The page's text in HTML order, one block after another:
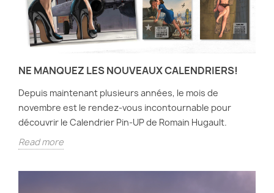
NE MANQUEZ LES NOUVEAUX CALENDRIERS!
Depuis maintenant plusieurs années, le mois de
novembre est le rendez-vous incontournable pour
découvrir le Calendrier Pin-UP de Romain Hugault.
Read more